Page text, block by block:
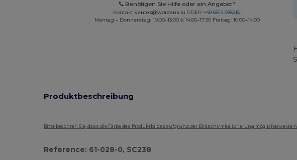
Benötigen Sie Hilfe oder ein Angebot?
Kontakt ventes@wordans.lu ODER +49 6819 6989151
Montag – Donnerstag: 10:00–13:00 & 14:00–17:30 Freitag: 10:00–14:00
Produktbeschreibung
Bitte beachten Sie, dass die Farbe des Produktbildes aufgrund der Bildschirmkalibrierung
Reference: 61-028-0, SC238